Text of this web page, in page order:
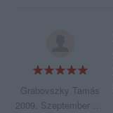
Grabovszky Tamás
2009. Szeptember 12.